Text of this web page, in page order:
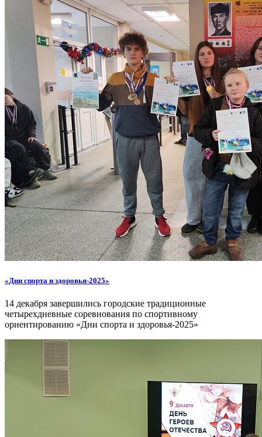
«Дни спорта и здоровья-2025»
14 декабря завершились городские традиционные
четырехдневные соревнования по спортивному
ориентированию «Дни спорта и здоровья-2025»